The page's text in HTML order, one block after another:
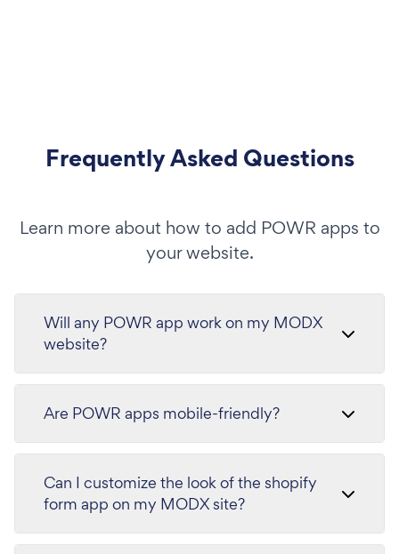
Frequently Asked Questions
Learn more about how to add POWR apps to
your website.
Will any POWR app work on my MODX
website?
Are POWR apps mobile-friendly?
Can I customize the look of the shopify
form app on my MODX site?